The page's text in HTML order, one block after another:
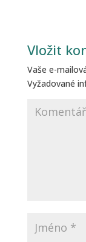
Vložit
Vaše e-
Vyžadované